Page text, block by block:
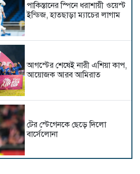
পাকিস্তানের স্পিনে ধরাশায়ী ওয়েস্ট
ইন্ডিজ, হাতছাড়া ম্যাচের লাগাম
আগস্টের শেষেই নারী এশিয়া কাপ,
আয়োজক আরব আমিরাত
টের স্টেগেনকে ছেড়ে দিলো
বার্সেলোনা